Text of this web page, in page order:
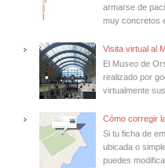
armarse de
muy concretos
Visita virtual al
El Museo de
realizado por
virtualmente
Cómo corregir
Si tu ficha de
ubicada o
puedes